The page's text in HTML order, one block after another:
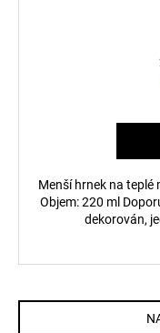
Menší hrnek na teplé
Objem: 220 ml
dekorován,